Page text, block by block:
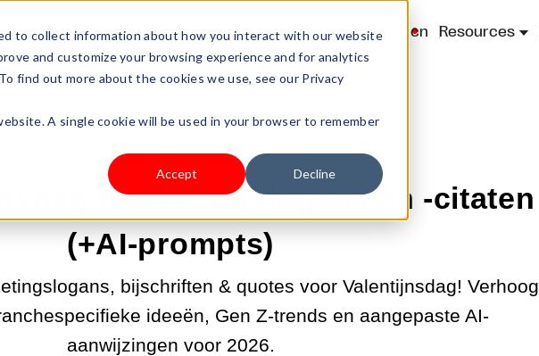
to collect information about how you interact with our website
and customize your browsing experience and for analytics
find out more about the cookies we use, see our Privacy
A single cookie will be used in your browser to remember
Accept Decline
Pricing Shoplazza.cn Resources
23-JAN-2026 2:00:00 | MEER VERKEER KRIJGEN
marketingslogans en -citaten
(+AI-prompts)
bijschriften & quotes voor Valentijnsdag! Verhoog
ideeën, Gen Z-trends en aangepaste AI-
aanwijzingen voor 2026.